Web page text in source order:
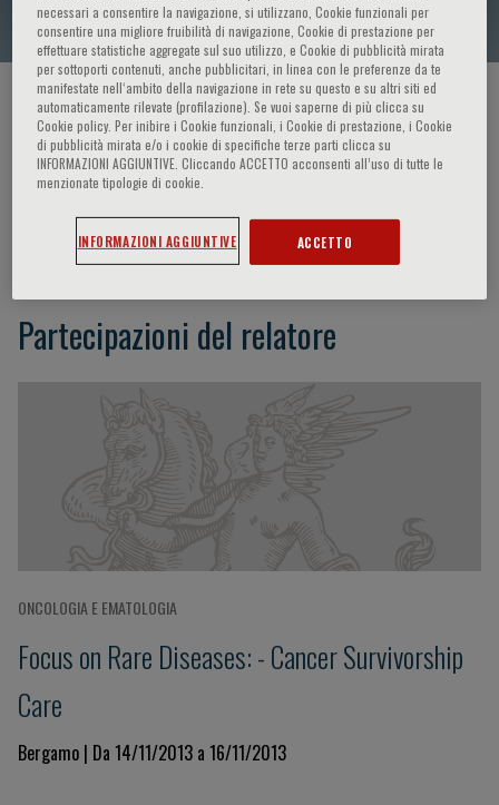
HOME PAGE / CORSI ED EVENTI / RELATORE
Magnus Bjorkholm
Partecipazioni del relatore
ONCOLOGIA E EMATOLOGIA
Focus on Rare Diseases: - Cancer Survivorship
Care
Bergamo | Da 14/11/2013 a 16/11/2013
necessari a consentire la navigazione, si utilizzano, Cookie funzionali per
consentire una migliore fruibilità di navigazione, Cookie di prestazione per
effettuare statistiche aggregate sul suo utilizzo, e Cookie di pubblicità mirata
per sottoporti contenuti, anche pubblicitari, in linea con le preferenze da te
manifestate nell‘ambito della navigazione in rete su questo e su altri siti ed
automaticamente rilevate (profilazione). Se vuoi saperne di più clicca su
Cookie policy. Per inibire i Cookie funzionali, i Cookie di prestazione, i Cookie
di pubblicità mirata e/o i cookie di specifiche terze parti clicca su
INFORMAZIONI AGGIUNTIVE. Cliccando ACCETTO acconsenti all’uso di tutte le
menzionate tipologie di cookie.
INFORMAZIONI AGGIUNTIVE ACCETTO